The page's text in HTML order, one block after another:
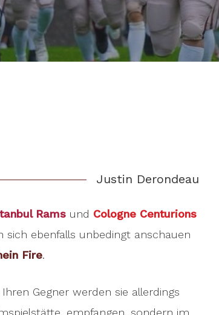
Justin Derondeau
Rams und Cologne Centurions
sich ebenfalls unbedingt anschauen
Fire.
Gegner werden sie allerdings
empfangen, sondern im